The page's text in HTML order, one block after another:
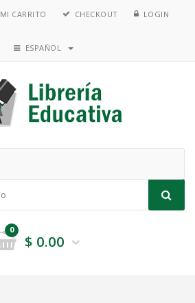
MI CARRITO CHECKOUT LOGIN
ESPAÑOL
0
$ 0.00